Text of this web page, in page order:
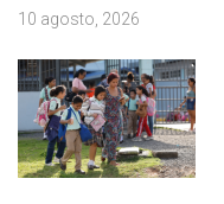
10 agosto, 2026